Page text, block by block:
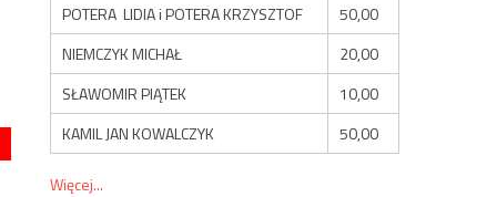
POTERA LIDIA i POTERA KRZYSZTOF
50,00
NIEMCZYK MICHAŁ
20,00
SŁAWOMIR PIĄTEK
10,00
KAMIL JAN KOWALCZYK
50,00
Więcej...